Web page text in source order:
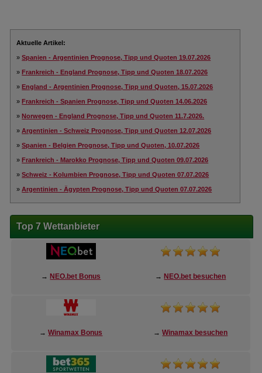
Aktuelle Artikel:
»Spanien - Argentinien Prognose, Tipp und Quoten 19.07.2026
»Frankreich - England Prognose, Tipp und Quoten 18.07.2026
»England - Argentinien Prognose, Tipp und Quoten, 15.07.2026
»Frankreich - Spanien Prognose, Tipp und Quoten 14.06.2026
»Norwegen - England Prognose, Tipp und Quoten 11.7.2026.
»Argentinien - Schweiz Prognose, Tipp und Quoten 12.07.2026
»Spanien - Belgien Prognose, Tipp und Quoten, 10.07.2026
»Frankreich - Marokko Prognose, Tipp und Quoten 09.07.2026
»Schweiz - Kolumbien Prognose, Tipp und Quoten 07.07.2026
»Argentinien - Ägypten Prognose, Tipp und Quoten 07.07.2026
Top 7 Wettanbieter
→ NEO.bet Bonus → NEO.bet besuchen
→Winamax Bonus →Winamax besuchen